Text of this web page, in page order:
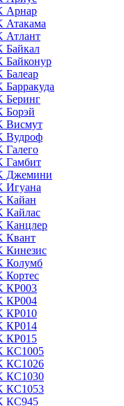
Арнар
Атакама
Атлант
Байкал
Байконур
Балеар
Беринг
Борэй
Висмут
Вудроф
Галего
Гамбит
Джемини
Игуана
Кайан
Кайлас
Канцлер
Квант
Кинезис
Колумб
Кортес
КР003
КР004
КР010
КР014
КР015
КС1005
КС1026
КС1030
КС1053
КС945